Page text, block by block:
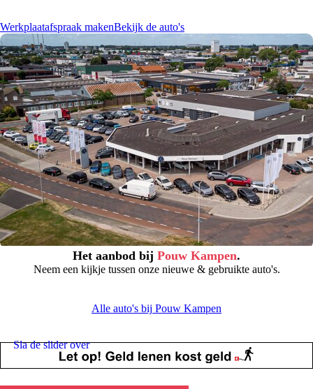
Werkplaatafspraak makenBekijk de auto's
Het aanbod bij Pouw Kampen.
Neem een kijkje tussen onze nieuwe & gebruikte auto's.
Alle auto's bij Pouw Kampen
Sla de slider over